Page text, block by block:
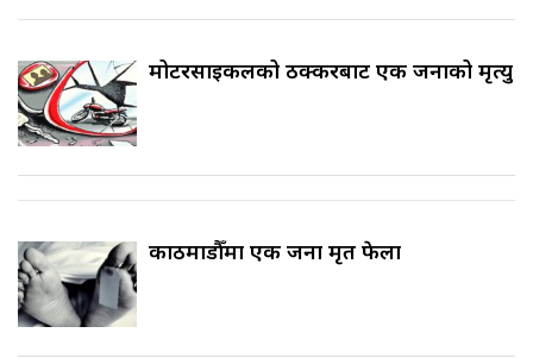
मोटरसाइकलको ठक्करबाट एक जनाको मृत्यु
काठमाडौँमा एक जना मृत फेला